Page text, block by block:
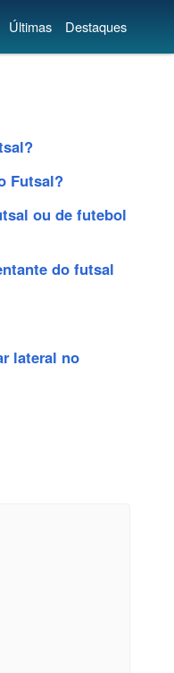
Últimas Destaques
Futsal?
ou de futebol
do futsal
lateral no